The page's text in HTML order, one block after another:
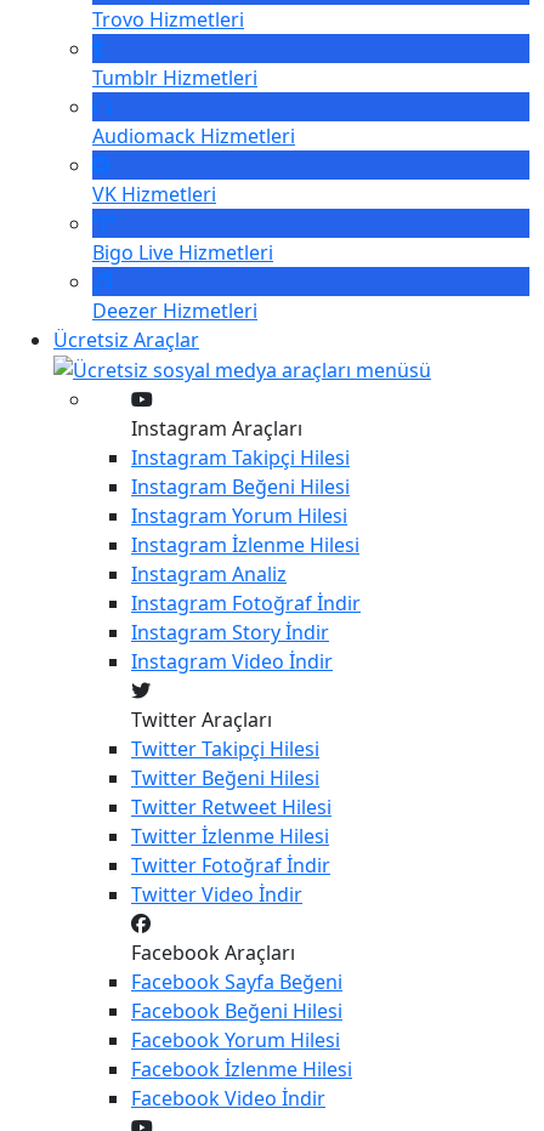
Trovo Hizmetleri
Tumblr Hizmetleri
Audiomack Hizmetleri
VK Hizmetleri
Bigo Live Hizmetleri
Deezer Hizmetleri
Ücretsiz Araçlar
Instagram Araçları
Instagram Takipçi Hilesi
Instagram Beğeni Hilesi
Instagram Yorum Hilesi
Instagram İzlenme Hilesi
Instagram Analiz
Instagram Fotoğraf İndir
Instagram Story İndir
Instagram Video İndir
Twitter Araçları
TwitterTakipçi Hilesi
Twitter Beğeni Hilesi
Twitter Retweet Hilesi
Twitterİzlenme Hilesi
Twitter Fotoğraf İndir
TwitterVideo İndir
Facebook Araçları
FacebookSayfa Beğeni
Facebook Beğeni Hilesi
FacebookYorum Hilesi
Facebookİzlenme Hilesi
FacebookVideo İndir